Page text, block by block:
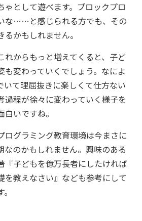
ゃとして遊べます。ブロックプロ
な……と感じられる方でも、その
かもしれません。
からもっと増えてくると、子ど
も変わっていくでしょう。なによ
いて理屈抜きに楽しくて仕方ない
過程が徐々に変わっていく様子を
いですね。
グラミング教育環境は今まさに
なのかもしれません。興味のある
『子どもを億万長者にしたければ
を教えなさい』なども参考にして